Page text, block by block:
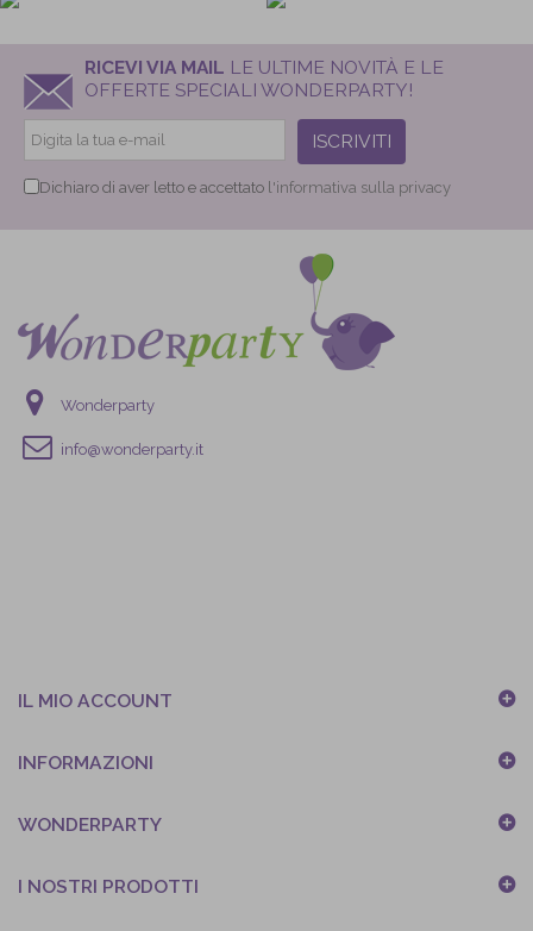
RICEVI VIA MAIL LE ULTIME NOVITÀ E LE
OFFERTE SPECIALI WONDERPARTY!
ISCRIVITI
Dichiaro di aver letto e accettato l'informativa sulla privacy
Wonderparty
info@wonderparty.it
IL MIO ACCOUNT
INFORMAZIONI
WONDERPARTY
I NOSTRI PRODOTTI